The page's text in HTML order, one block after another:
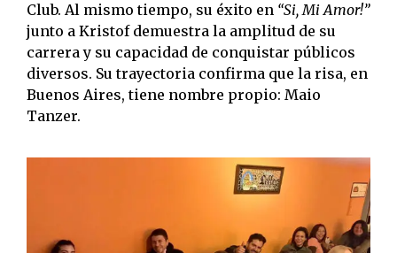
Club. Al mismo tiempo, su éxito en “Si, Mi Amor!”
junto a Kristof demuestra la amplitud de su
carrera y su capacidad de conquistar públicos
diversos. Su trayectoria confirma que la risa, en
Buenos Aires, tiene nombre propio: Maio
Tanzer.